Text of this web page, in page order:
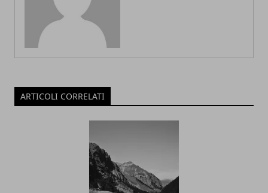
ARTICOLI CORRELATI